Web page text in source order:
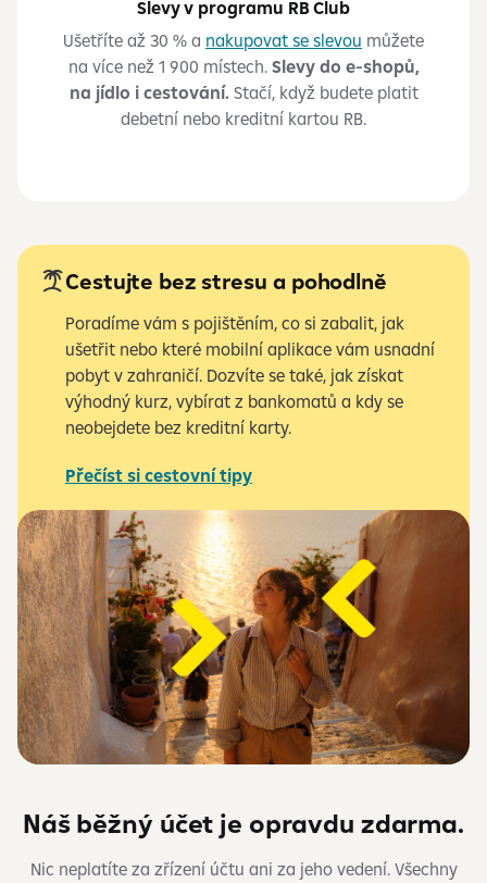
Slevy v programu RB Club
Ušetříte až 30 % a nakupovat se slevou můžete
na více než 1 900 místech. Slevy do e-shopů,
na jídlo i cestování.Stačí, když budete platit
debetní nebo kreditní kartou RB.
Cestujte bez stresu a pohodlně
Poradíme vám s pojištěním, co si zabalit, jak
ušetřit nebo které mobilní aplikace vám usnadní
pobyt v zahraničí. Dozvíte se také, jak získat
výhodný kurz, vybírat z bankomatů a kdy se
neobejdete bez kreditní karty.
Přečíst si cestovní tipy
Náš běžný účet je opravdu zdarma.
Nic neplatíte za zřízení účtu ani za jeho vedení. Všechny